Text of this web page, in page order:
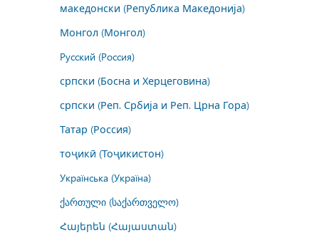
македонски (Република Македонија)
Монгол (Монгол)
Русский (Россия)
српски (Босна и Херцеговина)
српски (Реп. Србија и Реп. Црна Гора)
Татар (Россия)
тоҷикӣ (Тоҷикистон)
Українська (Україна)
ქართული (საქართველო)
Հայերեն (Հայաստան)